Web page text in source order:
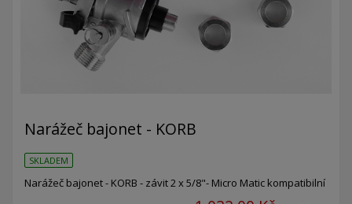
Narážeč bajonet - KORB
SKLADEM
Narážeč bajonet - KORB - závit 2 x 5/8"- Micro Matic kompatibilní